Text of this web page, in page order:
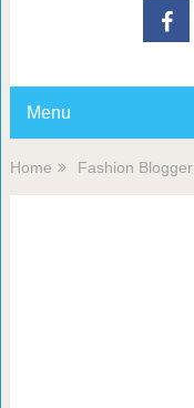
Menu
Home Fashion Blogger